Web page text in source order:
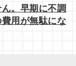
。早期に不調
用が無駄にな